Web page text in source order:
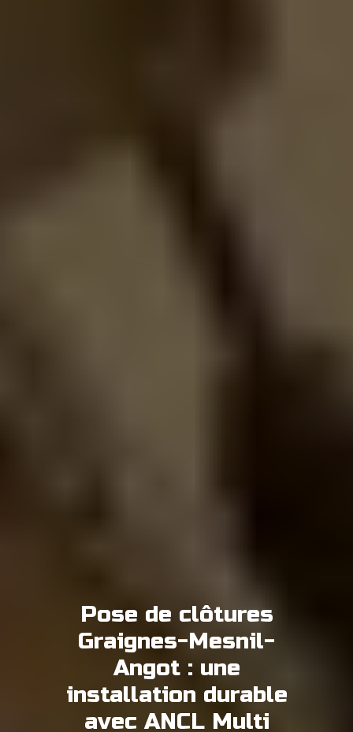
Pose de clôtures
Graignes-Mesnil-
Angot : une
installation durable
avec ANCL Multi